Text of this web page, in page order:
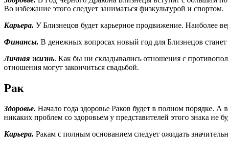
Во избежание этого следует заниматься физкультурой и спортом.
Карьера. У Близнецов будет карьерное продвижение. Наиболее
Финансы. В денежных вопросах новый год для Близнецов
Личная жизнь. Как бы ни складывались отношения с
отношения могут закончиться свадьбой.
Рак
Здоровье. Начало года здоровье Раков будет в полном порядке.
никаких проблем со здоровьем у представителей этого знака не
Карьера. Ракам с полным основанием следует ожидать